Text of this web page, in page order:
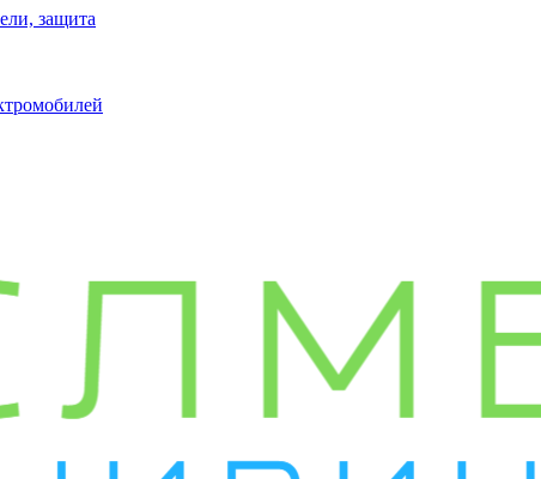
защита